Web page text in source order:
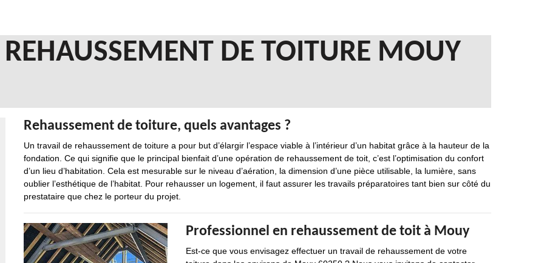
REHAUSSEMENT DE TOITURE MOUY
Rehaussement de toiture, quels avantages ?
Un travail de rehaussement de toiture a pour but d’élargir l’espace viable à l’intérieur d’un habitat grâce à la hauteur de la
fondation. Ce qui signifie que le principal bienfait d’une opération de rehaussement de toit, c’est l’optimisation du confort
d’un lieu d’habitation. Cela est mesurable sur le niveau d’aération, la dimension d’une pièce utilisable, la lumière, sans
oublier l’esthétique de l’habitat. Pour rehausser un logement, il faut assurer les travails préparatoires tant bien sur côté du
prestataire que chez le porteur du projet.
Professionnel en rehaussement de toit à Mouy
Est-ce que vous envisagez effectuer un travail de rehaussement de votre